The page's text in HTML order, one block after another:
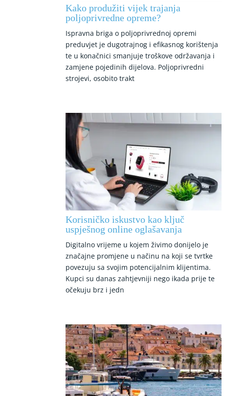
Kako produžiti vijek trajanja
poljoprivredne opreme?
Ispravna briga o poljoprivrednoj opremi
preduvjet je dugotrajnog i efikasnog korištenja
te u konačnici smanjuje troškove održavanja i
zamjene pojedinih dijelova. Poljoprivredni
strojevi, osobito trakt
Korisničko iskustvo kao ključ
uspješnog online oglašavanja
Digitalno vrijeme u kojem živimo donijelo je
značajne promjene u načinu na koji se tvrtke
povezuju sa svojim potencijalnim klijentima.
Kupci su danas zahtjevniji nego ikada prije te
očekuju brz i jedn